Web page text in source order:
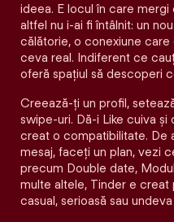
ideea. E locul în care
altfel nu i-ai fi întâlnit: un
călătorie, o conexiune
ceva real. Indiferent ce
oferă spațiul să descoperi
Creează-ți un profil,
swipe-uri. Dă-i Like cuiva
creat o compatibilitate. De
mesaj, faceți un plan, vezi
precum Double date,
multe altele, Tinder e
casual, serioasă sau